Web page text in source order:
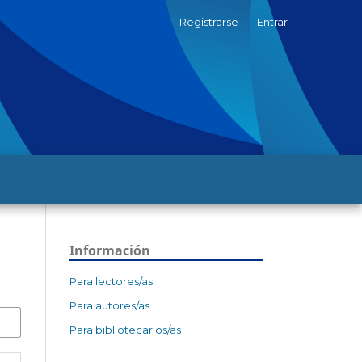
Registrarse Entrar
Información
Para lectores/as
Para autores/as
Para bibliotecarios/as